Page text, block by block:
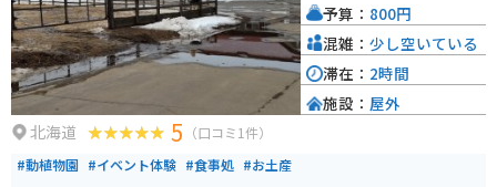
北海道 5 （口コミ1件）
#動植物園 #イベント体験 #食事処 #お土産
予算： 800円
混雑： 少し空いている
滞在： 2時間
施設： 屋外